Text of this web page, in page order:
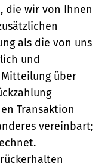
die wir von Ihnen
als die von uns
und
Mitteilung über
Transaktion
vereinbart;